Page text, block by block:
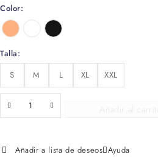
Color
Talla
S
M L XL XXL
Añadir al carrito
Añadir a lista de deseos Ayuda